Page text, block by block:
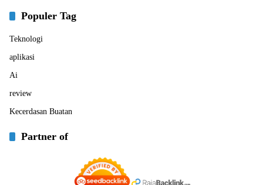
Populer Tag
Teknologi
aplikasi
Ai
review
Kecerdasan Buatan
Partner of